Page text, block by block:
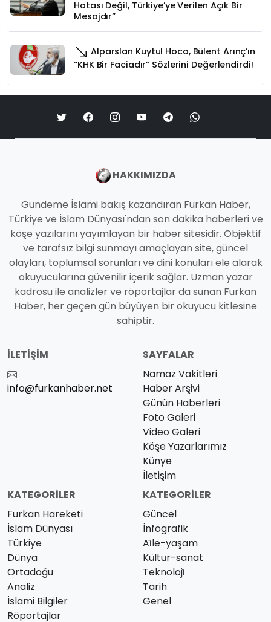
Hatası Değil, Türkiye’ye Verilen Açık Bir
Mesajdır”
Alparslan Kuytul Hoca, Bülent Arınç’ın
“KHK Bir Faciadır” Sözlerini Değerlendirdi!
HAKKIMIZDA
Gündeme İslami bakış kazandıran Furkan Haber,
Türkiye ve İslam Dünyası'ndan son dakika haberleri ve
köşe yazılarını yayımlayan bir haber sitesidir. Objektif
ve tarafsız bilgi sunmayı amaçlayan site, güncel
olayları, toplumsal sorunları ve dini konuları ele alarak
okuyucularına güvenilir içerik sağlar. Uzman yazar
kadrosu ile analizler ve röportajlar da sunan Furkan
Haber, her geçen gün büyüyen bir okuyucu kitlesine
sahiptir.
İLETIŞIM
info@furkanhaber.net
SAYFALAR
Namaz Vakitleri
Haber Arşivi
Günün Haberleri
Foto Galeri
Video Galeri
Köşe Yazarlarımız
Künye
İletişim
KATEGORILER
Furkan Hareketi
İslam Dünyası
Türkiye
Dünya
Ortadoğu
Analiz
İslami Bilgiler
Röportajlar
KATEGORILER
Güncel
İnfografik
Ai̇le-yaşam
Kültür-sanat
Teknoloji̇
Tarih
Genel